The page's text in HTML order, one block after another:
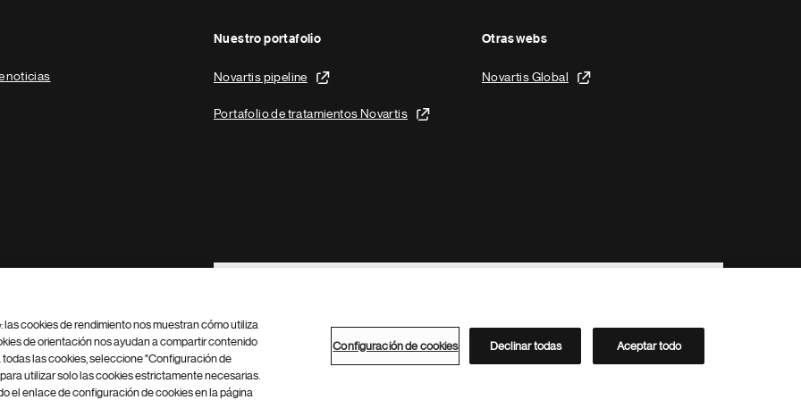
noticias
Nuestro portafolio
Novartis pipeline
Portafolio de tratamientos Novartis
Otras webs
Novartis Global
Footer Site Search
Configuración de cookies Mapa del sitio
Directorio de Novartis
cookies de rendimiento nos muestran cómo utiliza
de orientación nos ayudan a compartir contenido
las cookies, seleccione "Configuración de
utilizar solo las cookies estrictamente necesarias.
el enlace de configuración de cookies en la página
Configuración de cookies Declinar todas Aceptar todo